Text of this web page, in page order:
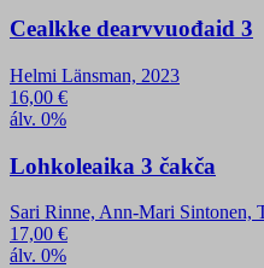
Cealkke dearvvuođaid 3
Helmi Länsman, 2023
16,00 €
álv. 0%
Lohkoleaika 3 čakča
Sari Rinne, Ann-Mari Sintonen,
17,00 €
álv. 0%